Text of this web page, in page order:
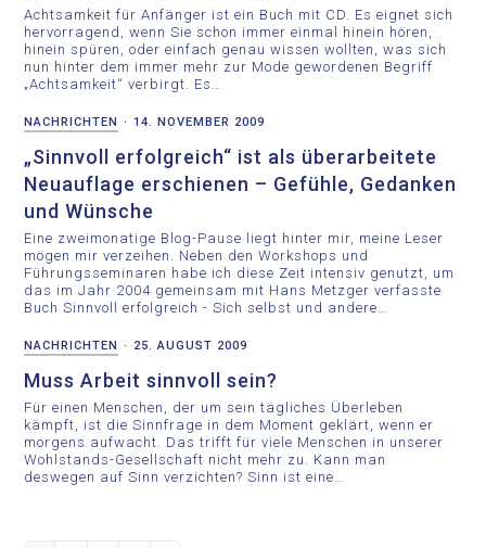
Achtsamkeit für Anfänger ist ein Buch mit CD. Es eignet sich
hervorragend, wenn Sie schon immer einmal hinein hören,
hinein spüren, oder einfach genau wissen wollten, was sich
nun hinter dem immer mehr zur Mode gewordenen Begriff
„Achtsamkeit“ verbirgt. Es…
NACHRICHTEN · 14. NOVEMBER 2009
„Sinnvoll erfolgreich“ ist als überarbeitete
Neuauflage erschienen – Gefühle, Gedanken
und Wünsche
Eine zweimonatige Blog-Pause liegt hinter mir, meine Leser
mögen mir verzeihen. Neben den Workshops und
Führungsseminaren habe ich diese Zeit intensiv genutzt, um
das im Jahr 2004 gemeinsam mit Hans Metzger verfasste
Buch Sinnvoll erfolgreich - Sich selbst und andere…
NACHRICHTEN · 25. AUGUST 2009
Muss Arbeit sinnvoll sein?
Für einen Menschen, der um sein tägliches Überleben
kämpft, ist die Sinnfrage in dem Moment geklärt, wenn er
morgens aufwacht. Das trifft für viele Menschen in unserer
Wohlstands-Gesellschaft nicht mehr zu. Kann man
deswegen auf Sinn verzichten? Sinn ist eine…